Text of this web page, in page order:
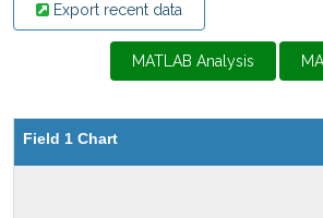
Export recent data
MATLAB Analysis
Field 1 Chart